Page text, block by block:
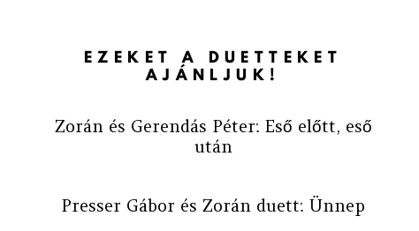
EZEKET A DUETTEKET
AJÁNLJUK!
Zorán és Gerendás Péter: Eső előtt, eső
után
Presser Gábor és Zorán duett: Ünnep